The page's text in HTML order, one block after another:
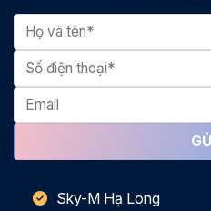
Sky-M Hạ Long